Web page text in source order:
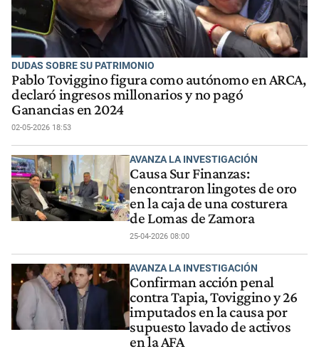
DUDAS SOBRE SU PATRIMONIO
Pablo Toviggino figura como autónomo en ARCA,
declaró ingresos millonarios y no pagó
Ganancias en 2024
02-05-2026 18:53
AVANZA LA INVESTIGACIÓN
Causa Sur Finanzas:
encontraron lingotes de oro
en la caja de una costurera
de Lomas de Zamora
25-04-2026 08:00
AVANZA LA INVESTIGACIÓN
Confirman acción penal
contra Tapia, Toviggino y 26
imputados en la causa por
supuesto lavado de activos
en la AFA